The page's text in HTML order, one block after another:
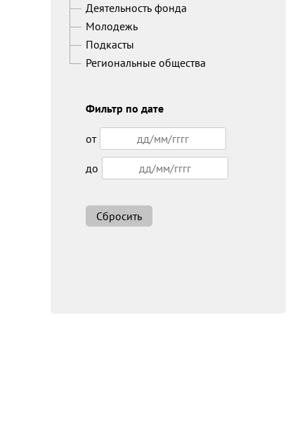
Деятельность фонда
Молодежь
Подкасты
Региональные общества
Фильтр по дате
от
до
Сбросить